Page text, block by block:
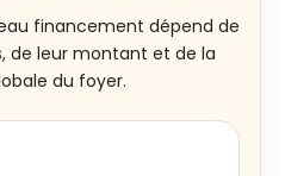
financement dépend de
de leur montant et de la
du foyer.